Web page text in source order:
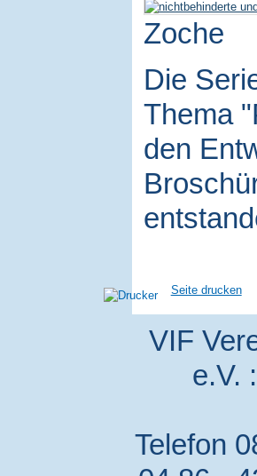
Zoche
Die
Thema
den
Seite drucken
VIF
e.V.
Telefon